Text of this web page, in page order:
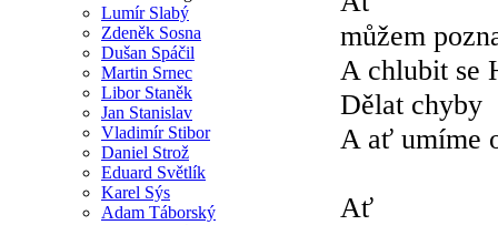
Lumír Slabý
Zdeněk Sosna
Dušan Spáčil
Martin Srnec
Libor Staněk
Jan Stanislav
Vladimír Stibor
Daniel Strož
Eduard Světlík
Karel Sýs
Adam Táborský
můžem
A chlubit se
Dělat chyby
A ať umíme
Ať